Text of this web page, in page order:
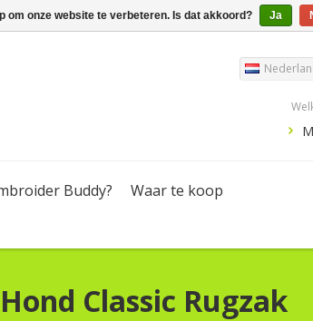
Buddy?
Waar te koop
Hond Classic Rugzak
om onze website te verbeteren. Is dat akkoord? Ja